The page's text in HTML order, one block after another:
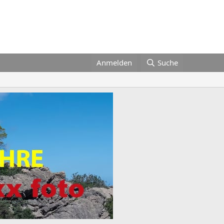
Anmelden Suche